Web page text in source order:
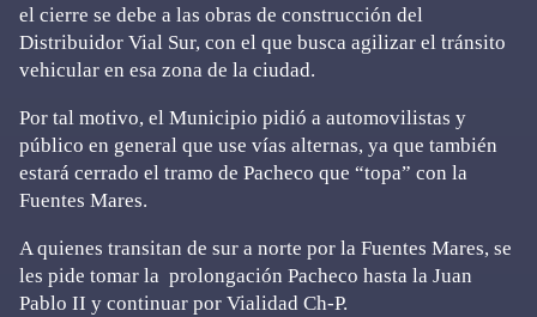
el cierre se debe a las obras de construcción del
Distribuidor Vial Sur, con el que busca agilizar el tránsito
vehicular en esa zona de la ciudad.
Por tal motivo, el Municipio pidió a automovilistas y
público en general que use vías alternas, ya que también
estará cerrado el tramo de Pacheco que “topa” con la
Fuentes Mares.
A quienes transitan de sur a norte por la Fuentes Mares, se
les pide tomar la prolongación Pacheco hasta la Juan
Pablo II y continuar por Vialidad Ch-P.